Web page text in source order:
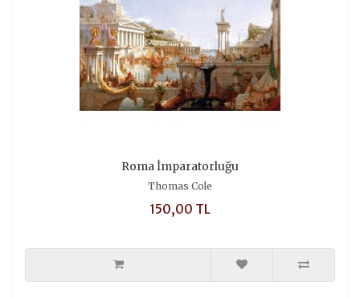
Roma İmparatorluğu
Thomas Cole
150,00 TL